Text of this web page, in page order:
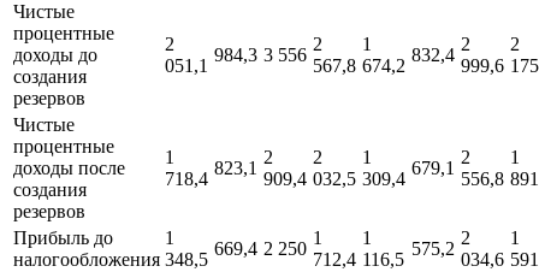
Чистые
процентные
доходы до
создания
резервов
2
051,1
984,3 3 556
2
567,8
1
674,2
832,4
2
999,6
2
Чистые
процентные
доходы поcле
создания
резервов
1
718,4
823,1
2
909,4
2
032,5
1
309,4
679,1
2
556,8
1
Прибыль до
налогообложения
1
348,5
669,4 2 250
1
712,4
1
116,5
575,2
2
034,6
1